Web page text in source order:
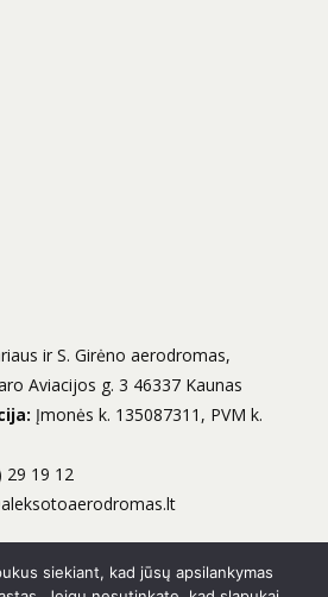
ir S. Girėno aerodromas,
Aviacijos g. 3 46337 Kaunas
Įmonės k. 135087311, PVM k.
29 19 12
siekiant, kad jūsų apsilankymas